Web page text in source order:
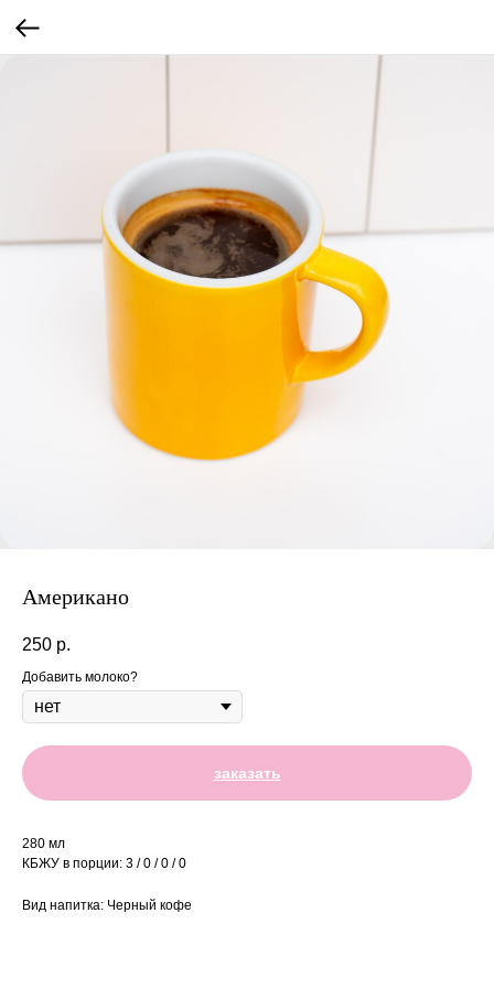
Американо
250 р.
Добавить молоко?
заказать
280 мл
КБЖУ в порции: 3 / 0 / 0 / 0
Вид напитка: Черный кофе